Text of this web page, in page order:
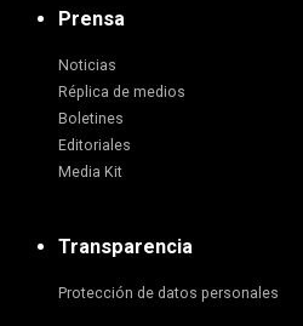
Prensa
Noticias
Réplica de medios
Boletines
Editoriales
Media Kit
Transparencia
Protección de datos personales